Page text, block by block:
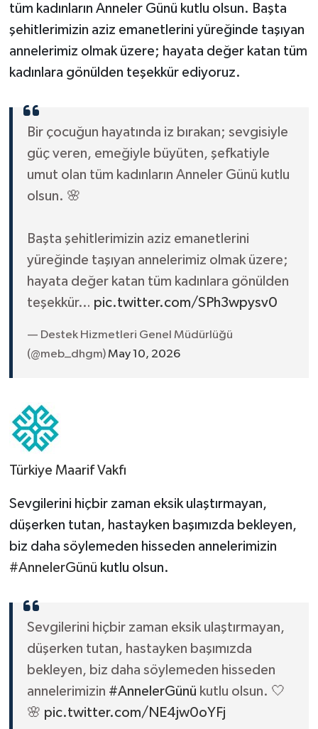
tüm kadınların Anneler Günü kutlu olsun. Başta
şehitlerimizin aziz emanetlerini yüreğinde taşıyan
annelerimiz olmak üzere; hayata değer katan tüm
kadınlara gönülden teşekkür ediyoruz.
Bir çocuğun hayatında iz bırakan; sevgisiyle
güç veren, emeğiyle büyüten, şefkatiyle
umut olan tüm kadınların Anneler Günü kutlu
olsun. 🌸
Başta şehitlerimizin aziz emanetlerini
yüreğinde taşıyan annelerimiz olmak üzere;
hayata değer katan tüm kadınlara gönülden
teşekkür… pic.twitter.com/SPh3wpysv0
— Destek Hizmetleri Genel Müdürlüğü
(@meb_dhgm)May 10, 2026
Türkiye Maarif Vakfı
Sevgilerini hiçbir zaman eksik ulaştırmayan,
düşerken tutan, hastayken başımızda bekleyen,
biz daha söylemeden hisseden annelerimizin
#AnnelerGünü kutlu olsun.
Sevgilerini hiçbir zaman eksik ulaştırmayan,
düşerken tutan, hastayken başımızda
bekleyen, biz daha söylemeden hisseden
annelerimizin #AnnelerGünü kutlu olsun. 🤍
🌸 pic.twitter.com/NE4jw0oYFj